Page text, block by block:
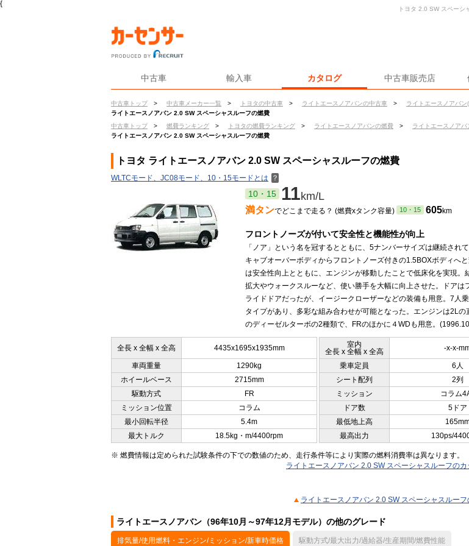
{
中古車 輸入車 カタログ 中古車販売店
中古車トップ > 中古車メーカー一覧 > トヨタの中古車 > ライトエースノアバンの中古車 > ライトエースノアバ
ライトエースノアバン 2.0 SW スペーシャスルーフの燃費
中古車トップ
> 燃費ランキング > トヨタの燃費ランキング > ライトエースノアバンの燃費 > ライトエースノア
ライトエースノアバン 2.0 SW スペーシャスルーフの燃費
トヨタ 2.0 SW スペーシ
トヨタ ライトエースノアバン 2.0 SW スペーシャスルーフの燃費
WLTCモード、JC08モード、10・15モードとは ？
10・15 11km/L
満タンでどこまで走る？ (燃費xタンク容量) 10・15 605km
フロントノーズが付いて安全性と機能性が向上
「ノア」という名を冠するとともに、5ナンバーサイズは継続され
キャブオーバーボディからフロントノーズ付きの1.5BOXボディへ
は安全性向上とともに、エンジンが移動したことで低床化を実現。
拡大やウォークスルーなど、使い勝手を大幅に向上させた。ドアは
ライドドアだったが、イージークローザーなどの装備も用意。7人
タイプがあり、多彩な組み合わせが可能となった。エンジンは2L
のディーゼルターボの2種類で、FRのほかに４WDも用意。
全長 x 全幅 x 全高 4435x1695x1935mm
室内
全長 x 全幅 x 全高
-x-x-
車両重量 1290kg 乗車定員
6人
ホイールベース
2715mm シート配列
2列
駆動方式
FR ミッション
コラム
ミッション位置
コラム ドア数
5ドア
最小回転半径
5.4m 最低地上高
最大トルク
18.5kg・m/4400rpm 最高出力 130ps/
※ 燃費情報は定められた試験条件の下での数値のため、走行条件等により実際の燃料消費率は異なります。
ライトエースノアバン 2.0 SW スペーシャスルーフの
ライトエースノアバン 2.0 SW スペーシャスルー
ライトエースノアバン（96年10月～97年12月モデル）の他のグレード
排気量/使用燃料・エンジン/ミッション/新車時価格 駆動方式/最大出力/過給器/生産期間/燃費性能